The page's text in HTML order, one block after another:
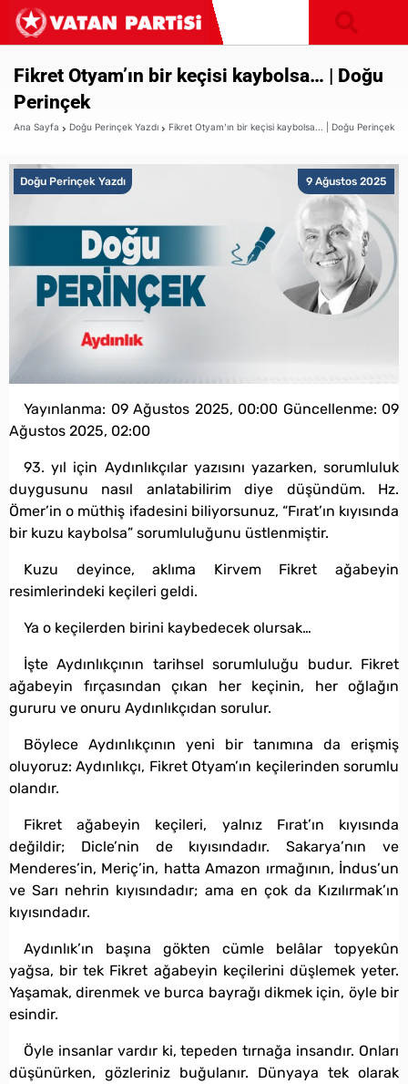
Fikret Otyam’ın bir keçisi kaybolsa… | Doğu
Perinçek
Ana Sayfa Doğu Perinçek Yazdı Fikret Otyam’ın bir keçisi kaybolsa… | Doğu Perinçek
9 Ağustos 2025
Doğu Perinçek Yazdı
Yayınlanma: 09 Ağustos 2025, 00:00 Güncellenme: 09
Ağustos 2025, 02:00
93. yıl için Aydınlıkçılar yazısını yazarken, sorumluluk
duygusunu nasıl anlatabilirim diye düşündüm. Hz.
Ömer’in o müthiş ifadesini biliyorsunuz, “Fırat’ın kıyısında
bir kuzu kaybolsa” sorumluluğunu üstlenmiştir.
Kuzu deyince, aklıma Kirvem Fikret ağabeyin
resimlerindeki keçileri geldi.
Ya o keçilerden birini kaybedecek olursak…
İşte Aydınlıkçının tarihsel sorumluluğu budur. Fikret
ağabeyin fırçasından çıkan her keçinin, her oğlağın
gururu ve onuru Aydınlıkçıdan sorulur.
Böylece Aydınlıkçının yeni bir tanımına da erişmiş
oluyoruz: Aydınlıkçı, Fikret Otyam’ın keçilerinden sorumlu
olandır.
Fikret ağabeyin keçileri, yalnız Fırat’ın kıyısında
değildir; Dicle’nin de kıyısındadır. Sakarya’nın ve
Menderes’in, Meriç’in, hatta Amazon ırmağının, İndus’un
ve Sarı nehrin kıyısındadır; ama en çok da Kızılırmak’ın
kıyısındadır.
Aydınlık’ın başına gökten cümle belâlar topyekûn
yağsa, bir tek Fikret ağabeyin keçilerini düşlemek yeter.
Yaşamak, direnmek ve burca bayrağı dikmek için, öyle bir
esindir.
Öyle insanlar vardır ki, tepeden tırnağa insandır. Onları
düşünürken, gözleriniz buğulanır. Dünyaya tek olarak